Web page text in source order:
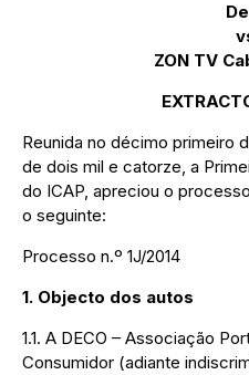
ZON TV
Reunida no décimo primeiro
de dois mil e catorze, a
do ICAP, apreciou o
o seguinte:
Processo n.º 1J/2014
1. Objecto dos autos
1.1. A DECO – Associação
Consumidor (adiante